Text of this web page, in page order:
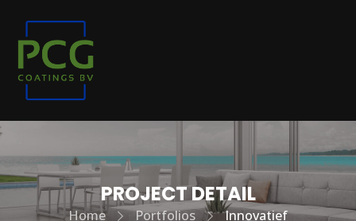
PROJECT DETAIL
Home Portfolios Innovatief